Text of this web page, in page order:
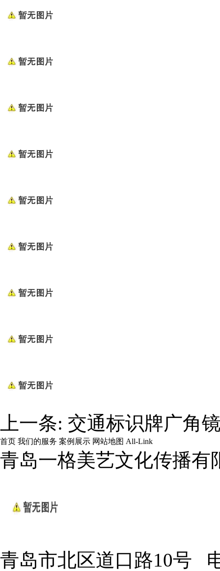
上一条: 交通标识牌广角
首页 我们的服务 案例展示 网站地图 All-Link
青岛一格美艺文化传播有
青岛市北区道口路10号